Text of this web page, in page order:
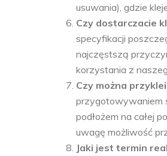
usuwania), gdzie
Czy dostarczacie
specyfikacji
najczęstszą
korzystania z
Czy można
przygotowywaniem
podłożem na całej
uwagę możliwość
Jaki jest termin